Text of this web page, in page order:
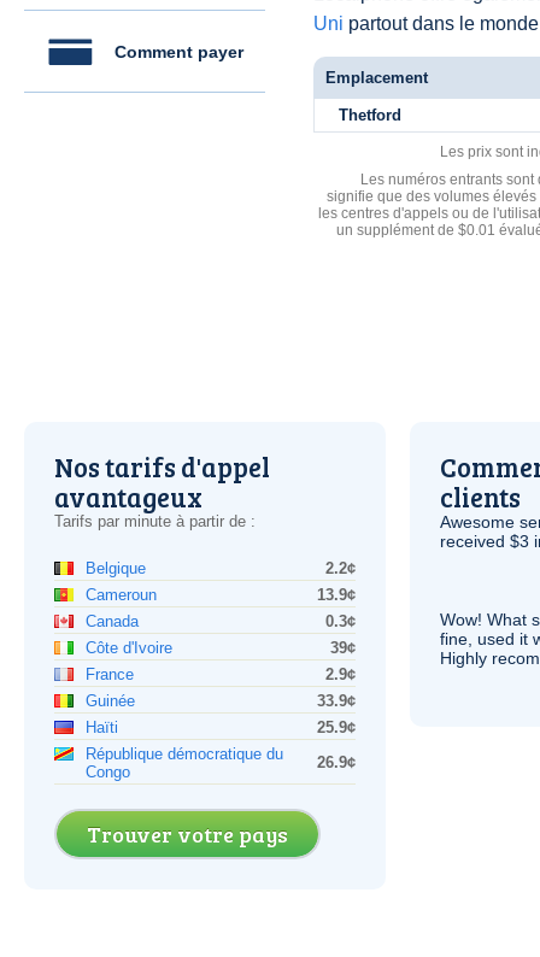
Comment payer
Uni partout dans le
Emplacement
Thetford
Les prix sont
Les numéros entrants
signifie que des volumes
les centres d'appels ou de
un supplément de $0.01
Nos tarifs d'appel
avantageux
Tarifs par minute à partir de :
Belgique
2.2¢
Cameroun
13.9¢
Canada
0.3¢
Côte d'Ivoire
39¢
France
2.9¢
Guinée
33.9¢
Haïti
25.9¢
République démocratique du
Congo
26.9¢
Trouver votre pays
clients
Awesome
received $3
Wow! What
fine, used it
Highly